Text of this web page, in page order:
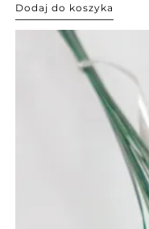
Dodaj do koszyka